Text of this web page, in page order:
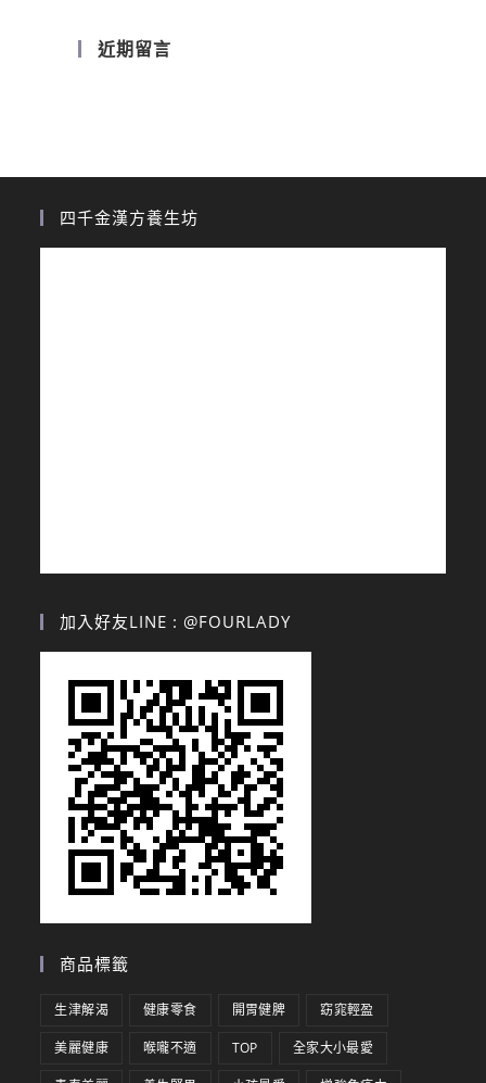
近期留言
四千金漢方養生坊
加入好友LINE : @FOURLADY
商品標籤
生津解渴 健康零食 開胃健脾 窈窕輕盈
美麗健康 喉嚨不適 TOP 全家大小最愛